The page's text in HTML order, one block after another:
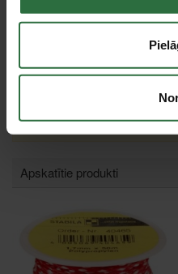
Tie, kas apskatīja šo preci,
Failed to load product list.
Apskatītie produkti